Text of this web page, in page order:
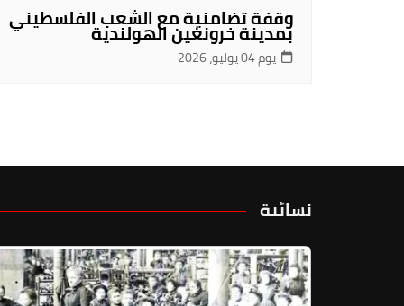
وقفة تضامنية مع الشعب الفلسطيني
بمدينة خرونغين الهولندية
يوم 04 يوليو، 2026
نسائية